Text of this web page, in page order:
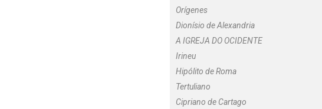
Orígenes
Dionísio de Alexandria
A IGREJA DO OCIDENTE
Irineu
Hipólito de Roma
Tertuliano
Cipriano de Cartago